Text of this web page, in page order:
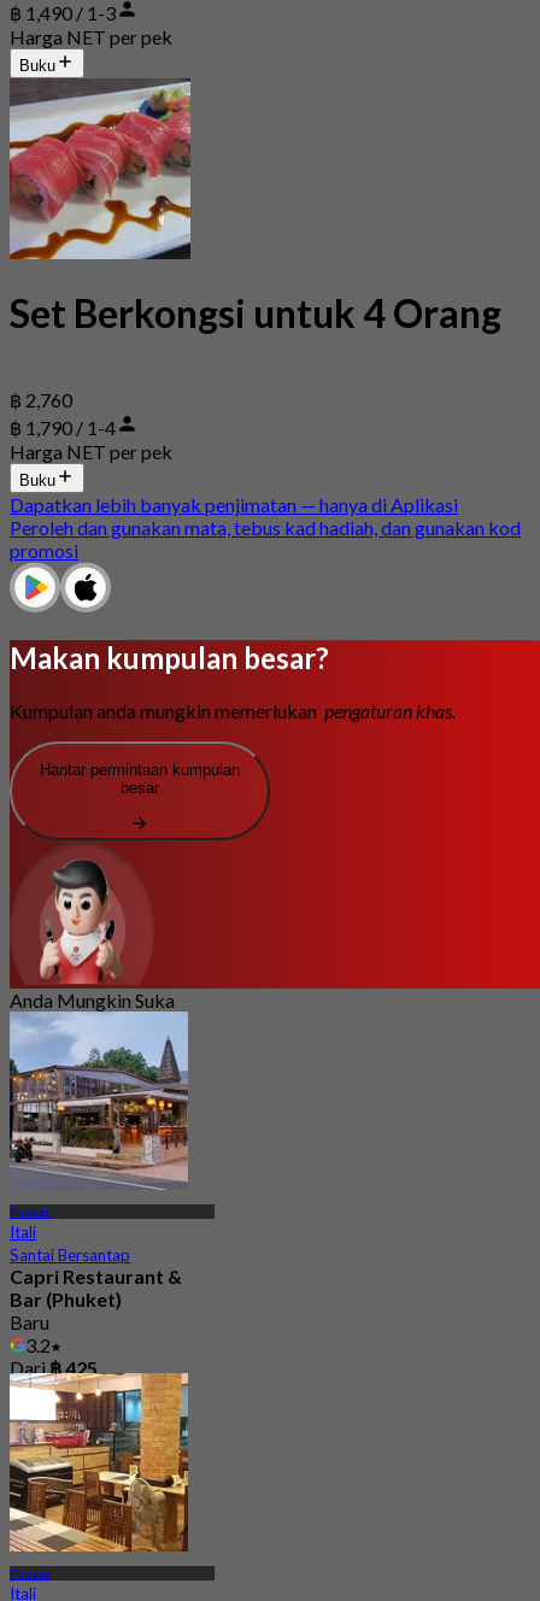
฿ 1,490 / 1-3
Harga NET per pek
Buku
Set Berkongsi untuk 4 Orang
฿ 2,760
฿ 1,790 / 1-4
Harga NET per pek
Buku
Dapatkan lebih banyak penjimatan — hanya di Aplikasi
Peroleh dan gunakan mata, tebus kad hadiah, dan gunakan kod
promosi
Makan kumpulan besar?
Kumpulan anda mungkin memerlukan pengaturan khas.
Hantar permintaan kumpulan
besar
Anda Mungkin Suka
Phuket
Itali
Santai Bersantap
Capri Restaurant &
Bar (Phuket)
Baru
3.2
Dari ฿ 425
Phuket
Itali